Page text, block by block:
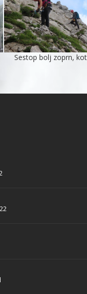
Sestop bolj zoprn,